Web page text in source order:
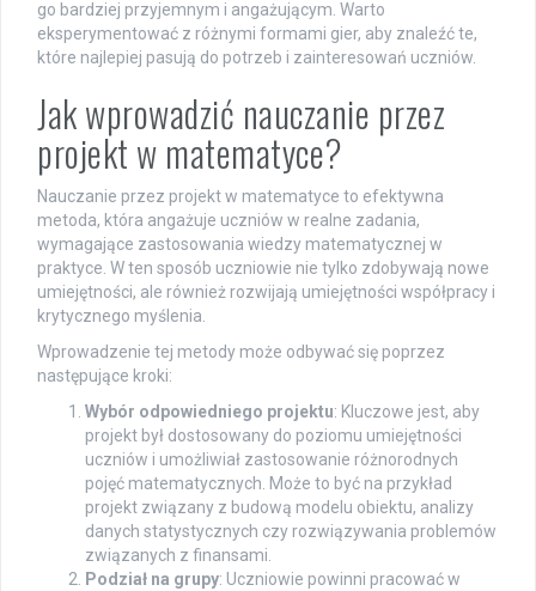
go bardziej przyjemnym i angażującym. Warto
eksperymentować z różnymi formami gier, aby znaleźć te,
które najlepiej pasują do potrzeb i zainteresowań uczniów.
Jak wprowadzić nauczanie przez
projekt w matematyce?
Nauczanie przez projekt w matematyce to efektywna
metoda, która angażuje uczniów w realne zadania,
wymagające zastosowania wiedzy matematycznej w
praktyce. W ten sposób uczniowie nie tylko zdobywają nowe
umiejętności, ale również rozwijają umiejętności współpracy i
krytycznego myślenia.
Wprowadzenie tej metody może odbywać się poprzez
następujące kroki:
Wybór odpowiedniego projektu: Kluczowe jest, aby
projekt był dostosowany do poziomu umiejętności
uczniów i umożliwiał zastosowanie różnorodnych
pojęć matematycznych. Może to być na przykład
projekt związany z budową modelu obiektu, analizy
danych statystycznych czy rozwiązywania problemów
związanych z finansami.
Podział na grupy: Uczniowie powinni pracować w